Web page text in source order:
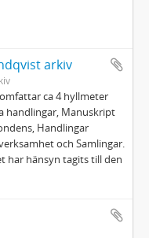
arkiv
ca 4 hyllmeter
handlingar, Manuskript
Handlingar
och Samlingar.
har hänsyn tagits till den